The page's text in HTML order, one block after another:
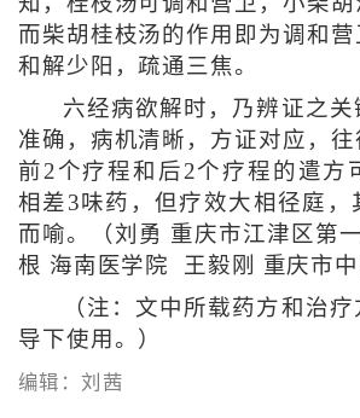
而柴胡桂枝汤的作用即为调和营
和解少阳，疏通三焦。
六经病欲解时，乃辨证之关
准确，病机清晰，方证对应，
前2个疗程和后2个疗程的遣方
相差3味药，但疗效大相径庭，
而喻。（刘勇 重庆市江津区第
根 海南医学院 王毅刚 重庆市中
（注：文中所载药方和治
导下使用。）
编辑：刘茜